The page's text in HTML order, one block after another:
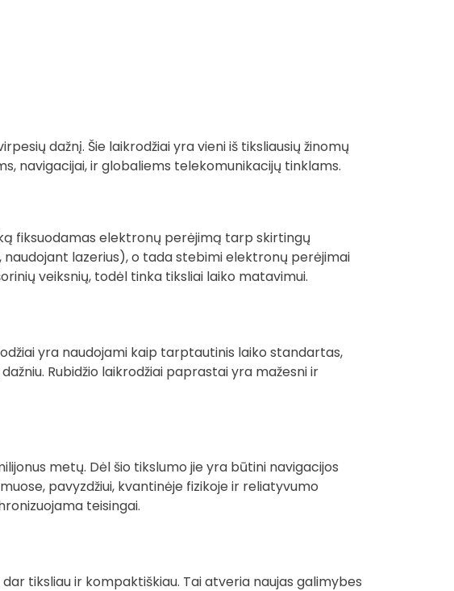
dažnį. Šie laikrodžiai yra vieni iš tiksliausių žinomų
navigacijai, ir globaliems telekomunikacijų tinklams.
fiksuodamas elektronų perėjimą tarp skirtingų
lazerius), o tada stebimi elektronų perėjimai
veiksnių, todėl tinka tiksliai laiko matavimui.
yra naudojami kaip tarptautinis laiko standartas,
Rubidžio laikrodžiai paprastai yra mažesni ir
metų. Dėl šio tikslumo jie yra būtini navigacijos
pavyzdžiui, kvantinėje fizikoje ir reliatyvumo
teisingai.
tiksliau ir kompaktiškiau. Tai atveria naujas galimybes